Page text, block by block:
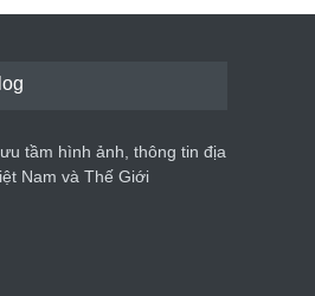
tầm hình ảnh, thông tin địa
Nam và Thế Giới